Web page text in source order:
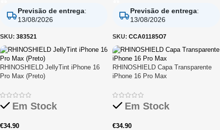
Previsão de entrega:
13/08/2026
SKU: 383521
Previsão de entrega:
13/08/2026
SKU: CCA01185O7
RHINOSHIELD JellyTint iPhone 16
Pro Max (Preto)
Em Stock
€34.90
RHINOSHIELD Capa Transparente
iPhone 16 Pro Max
Em Stock
€34.90